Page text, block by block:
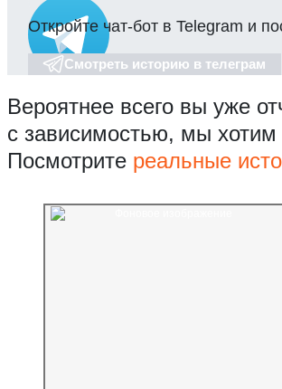
Откройте чат-бот в Telegram и
Смотреть историю в телеграм
Вероятнее всего вы уже
с зависимостью, мы
Посмотрите реальные